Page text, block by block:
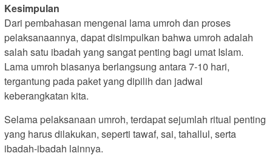
Kesimpulan
Dari pembahasan mengenai lama umroh dan proses
pelaksanaannya, dapat disimpulkan bahwa umroh adalah
salah satu ibadah yang sangat penting bagi umat Islam.
Lama umroh biasanya berlangsung antara 7-10 hari,
tergantung pada paket yang dipilih dan jadwal
keberangkatan kita.
Selama pelaksanaan umroh, terdapat sejumlah ritual penting
yang harus dilakukan, seperti tawaf, sai, tahallul, serta
ibadah-ibadah lainnya.